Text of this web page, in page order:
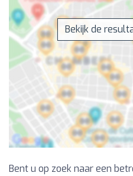
Bekijk de
Bent u op zoek naar een